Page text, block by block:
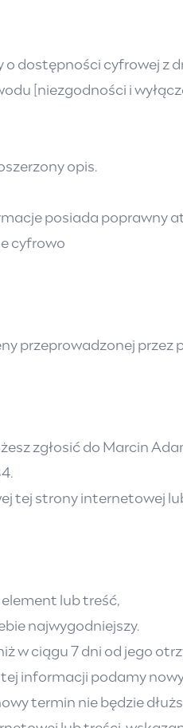
dostępności cyfrowej z
[niezgodności i
opis.
posiada poprawny
cyfrowo
przeprowadzonej
zgłosić do Marcin
.
tej strony internetowej
lub treść,
najwygodniejszy.
w ciągu 7 dni od jego
informacji podamy
termin nie będzie